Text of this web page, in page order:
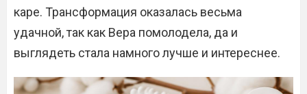
каре. Трансформация оказалась весьма
удачной, так как Вера помолодела, да и
выглядеть стала намного лучше и интереснее.